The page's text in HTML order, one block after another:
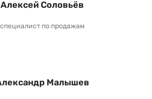
Алексей Соловьёв
специалист по продажам
Малышев